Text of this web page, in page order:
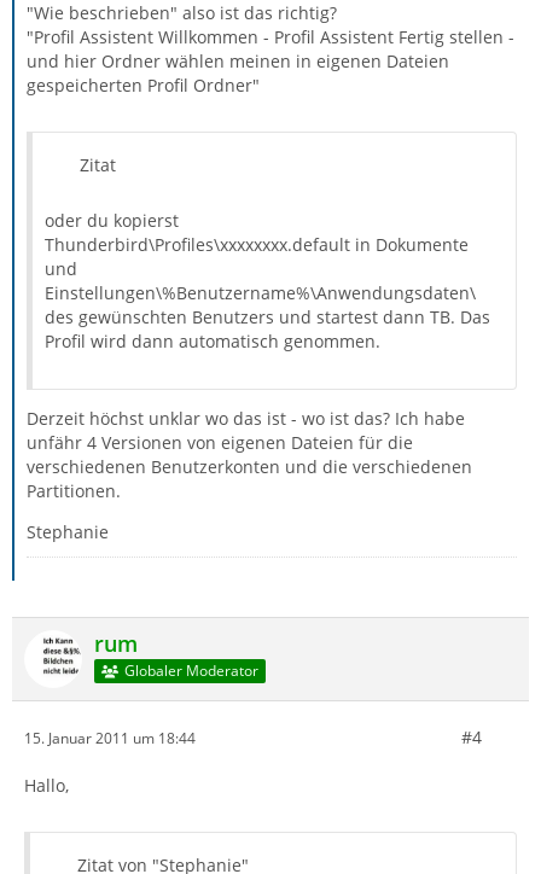
"Wie beschrieben" also ist das richtig?
"Profil Assistent Willkommen - Profil Assistent Fertig stellen -
und hier Ordner wählen meinen in eigenen Dateien
gespeicherten Profil Ordner"
Zitat
oder du kopierst
Thunderbird\Profiles\xxxxxxxx.default in Dokumente
und
Einstellungen\%Benutzername%\Anwendungsdaten\
des gewünschten Benutzers und startest dann TB. Das
Profil wird dann automatisch genommen.
Derzeit höchst unklar wo das ist - wo ist das? Ich habe
unfähr 4 Versionen von eigenen Dateien für die
verschiedenen Benutzerkonten und die verschiedenen
Partitionen.
Stephanie
rum
Globaler Moderator
15. Januar 2011 um 18:44 #4
Hallo,
Zitat von "Stephanie"